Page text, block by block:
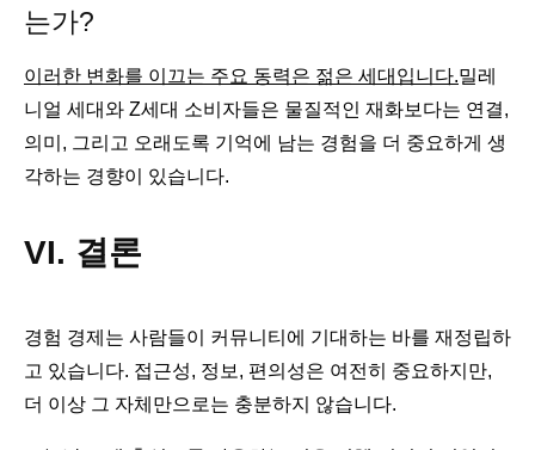
는가?
이러한 변화를 이끄는 주요 동력은 젊은 세대입니다.밀레
니얼 세대와 Z세대 소비자들은 물질적인 재화보다는 연결,
의미, 그리고 오래도록 기억에 남는 경험을 더 중요하게 생
각하는 경향이 있습니다.
VI. 결론
경험 경제는 사람들이 커뮤니티에 기대하는 바를 재정립하
고 있습니다. 접근성, 정보, 편의성은 여전히 ​​중요하지만,
더 이상 그 자체만으로는 충분하지 않습니다.